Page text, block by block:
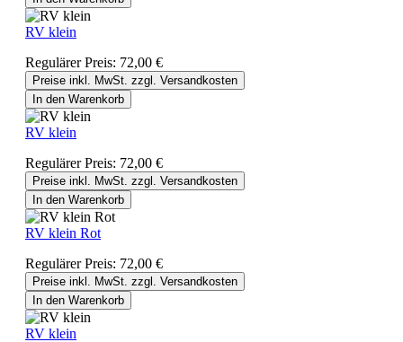
RV klein
Regulärer Preis: 72,00 €
Preise inkl. MwSt. zzgl. Versandkosten
In den Warenkorb
RV klein
Regulärer Preis: 72,00 €
Preise inkl. MwSt. zzgl. Versandkosten
In den Warenkorb
RV klein Rot
Regulärer Preis: 72,00 €
Preise inkl. MwSt. zzgl. Versandkosten
In den Warenkorb
RV klein